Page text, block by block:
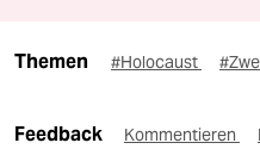
Themen #Holocaust
Feedback Kommentieren